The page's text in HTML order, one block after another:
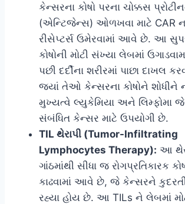
કેન્સરના કોષો પરના ચોક્કસ
(એન્ટિજેન્સ) ઓળખવા માટે CAR
રીસેપ્ટર્સ ઉમેરવામાં આવે છે. આ
કોષોની મોટી સંખ્યા લેબમાં
પછી દર્દીના શરીરમાં પાછા દાખલ
જ્યાં તેઓ કેન્સરના કોષોને શોધીને
મુખ્યત્વે લ્યુકેમિયા અને લિમ્ફોમા
સંબંધિત કેન્સર માટે ઉપયોગી છે.
TIL થેરાપી (Tumor-Infiltrating
Lymphocytes Therapy): આ
ગાંઠમાંથી સીધા જ રોગપ્રતિકારક
કાઢવામાં આવે છે, જે કેન્સરને કુદરતી
રહ્યા હોય છે. આ TILs ને લેબમાં